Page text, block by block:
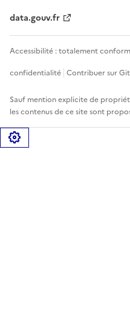
data.gouv.fr
Accessibilité : totalement
confidentialité Contribuer sur
Sauf mention explicite de
les contenus de ce site sont
Gérer les cookies